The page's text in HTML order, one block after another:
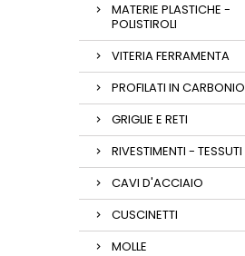
MATERIE PLASTICHE -
POLISTIROLI
VITERIA FERRAMENTA
PROFILATI IN CARBONIO
GRIGLIE E RETI
RIVESTIMENTI - TESSUTI
CAVI D'ACCIAIO
CUSCINETTI
MOLLE